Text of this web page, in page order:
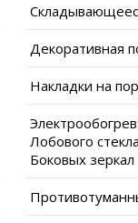
Декоративная
Накладки на
Лобового
Боковых зеркал